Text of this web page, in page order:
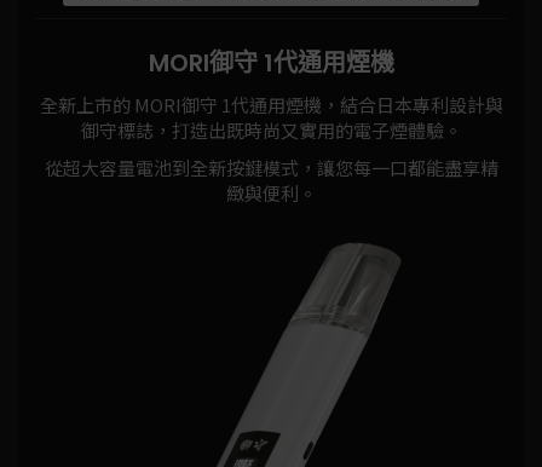
MORI御守 1代通用煙機
全新上市的 MORI御守 1代通用煙機，結合日本專利設計與
御守標誌，打造出既時尚又實用的電子煙體驗。
從超大容量電池到全新按鍵模式，讓您每一口都能盡享精
緻與便利。